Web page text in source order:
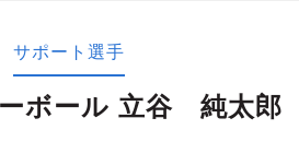
サポート選手
ボール 立谷 純太郎